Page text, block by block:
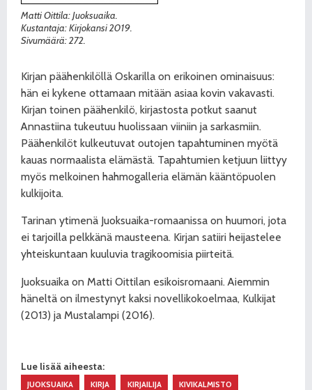
Matti Oittila: Juoksuaika.
Kustantaja: Kirjokansi 2019.
Sivumäärä: 272.
Kirjan päähenkilöllä Oskarilla on erikoinen ominaisuus:
hän ei kykene ottamaan mitään asiaa kovin vakavasti.
Kirjan toinen päähenkilö, kirjastosta potkut saanut
Annastiina tukeutuu huolissaan viiniin ja sarkasmiin.
Päähenkilöt kulkeutuvat outojen tapahtuminen myötä
kauas normaalista elämästä. Tapahtumien ketjuun liittyy
myös melkoinen hahmogalleria elämän kääntöpuolen
kulkijoita.
Tarinan ytimenä Juoksuaika-romaanissa on huumori, jota
ei tarjoilla pelkkänä mausteena. Kirjan satiiri heijastelee
yhteiskuntaan kuuluvia tragikoomisia piirteitä.
Juoksuaika on Matti Oittilan esikoisromaani. Aiemmin
häneltä on ilmestynyt kaksi novellikokoelmaa, Kulkijat
(2013) ja Mustalampi (2016).
Lue lisää aiheesta:
JUOKSUAIKA KIRJA KIRJAILIJA KIVIKALMISTO